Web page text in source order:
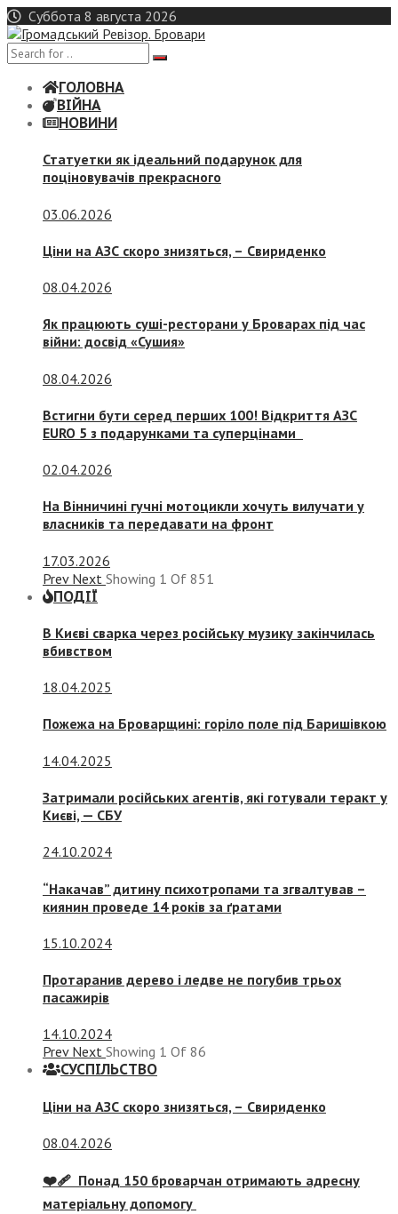
Skip
to
content
Суббота 8 августа 2026
ГОЛОВНА
ВІЙНА
НОВИНИ
Статуетки як ідеальний подарунок для
поціновувачів прекрасного
03.06.2026
Ціни на АЗС скоро знизяться, – Свириденко
08.04.2026
Як працюють суші-ресторани у Броварах під час
війни: досвід «Сушия»
08.04.2026
Встигни бути серед перших 100! Відкриття АЗС
EURO 5 з подарунками та суперцінами
02.04.2026
На Вінничині гучні мотоцикли хочуть вилучати у
власників та передавати на фронт
17.03.2026
Prev Next Showing 1 Of 851
ПОДІЇ
В Києві сварка через російську музику закінчилась
вбивством
18.04.2025
Пожежа на Броварщині: горіло поле під Баришівкою
14.04.2025
Затримали російських агентів, які готували теракт у
Києві, — СБУ
24.10.2024
“Накачав” дитину психотропами та згвалтував –
киянин проведе 14 років за ґратами
15.10.2024
Протаранив дерево і ледве не погубив трьох
пасажирів
14.10.2024
Prev Next Showing 1 Of 86
СУСПIЛЬСТВО
Ціни на АЗС скоро знизяться, – Свириденко
08.04.2026
❤️‍🩹 Понад 150 броварчан отримають адресну
матеріальну допомогу